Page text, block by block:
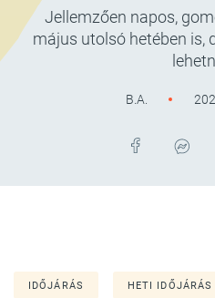
Jellemzően napos,
május utolsó hetében is,
B.A.
IDŐJÁRÁS HETI IDŐJÁRÁS